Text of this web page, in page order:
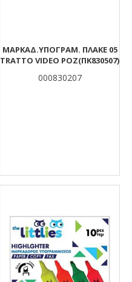
ΜΑΡΚΑΔ.ΥΠΟΓΡΑΜ. ΠΛΑΚΕ 05
TRATTO VIDEO ΡΟΖ(ΠΚ830507)
000830207